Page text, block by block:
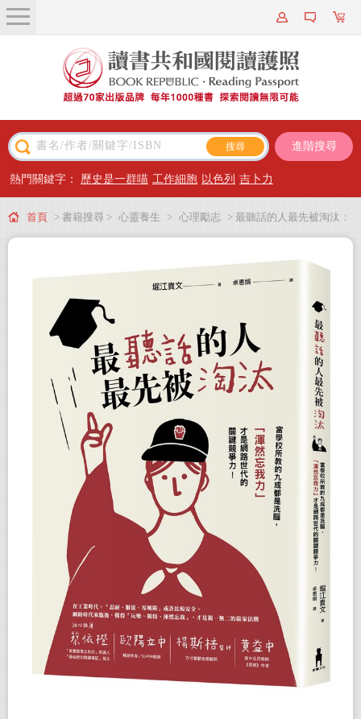
關於我們
近期新書
主題閱讀
出版專區
會員專屬
會員儲值方案
進階搜尋
熱門關鍵字： 歷史是一群喵 工作細胞 以色列 吉卜力
首頁 > 書籍搜尋 > 心靈養生 > 心理勵志 > 最聽話的人最先被淘汰：
當學校所教的九成都是洗腦，「渾然忘我力」才是網路世代的關鍵競爭力！